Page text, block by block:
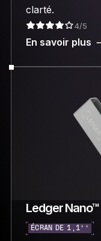
clarté.
4/5
En savoir plus
Ledger Nano™
ÉCRAN DE 1,1’’